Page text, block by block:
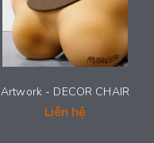
Artwork - DECOR CHAIR
Liên hệ